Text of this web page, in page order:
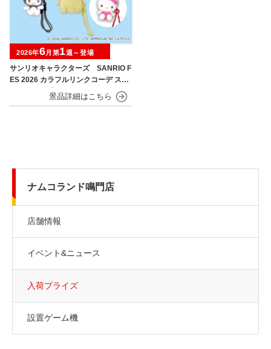
サンリオキャラクターズ SANRIO F
ES 2026 カラフルリンクコーデ スマ
ホストラップ
2026年6月第1週～登場
ナムコランド鳴門店
店舗情報
イベント&ニュース
入荷プライズ
設置ゲーム機